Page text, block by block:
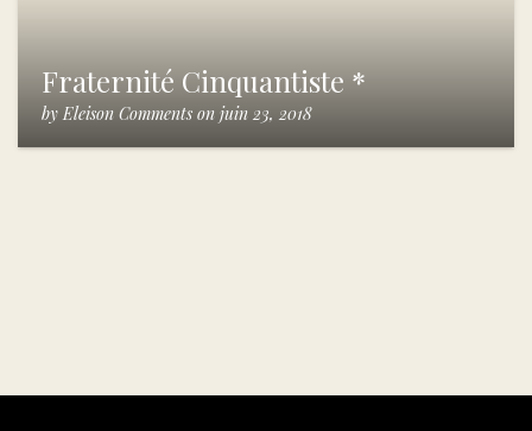
Fraternité Cinquantiste *
by Eleison Comments on juin 23, 2018